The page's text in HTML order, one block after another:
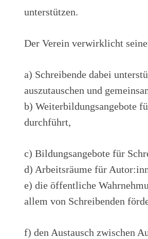
unterstützen.
Der Verein verwirklicht
a) Schreibende dabei
auszutauschen und
b) Weiterbildungsangebote
durchführt,
c) Bildungsangebote für
d) Arbeitsräume für
e) die öffentliche
allem von Schreibenden
f) den Austausch zwischen